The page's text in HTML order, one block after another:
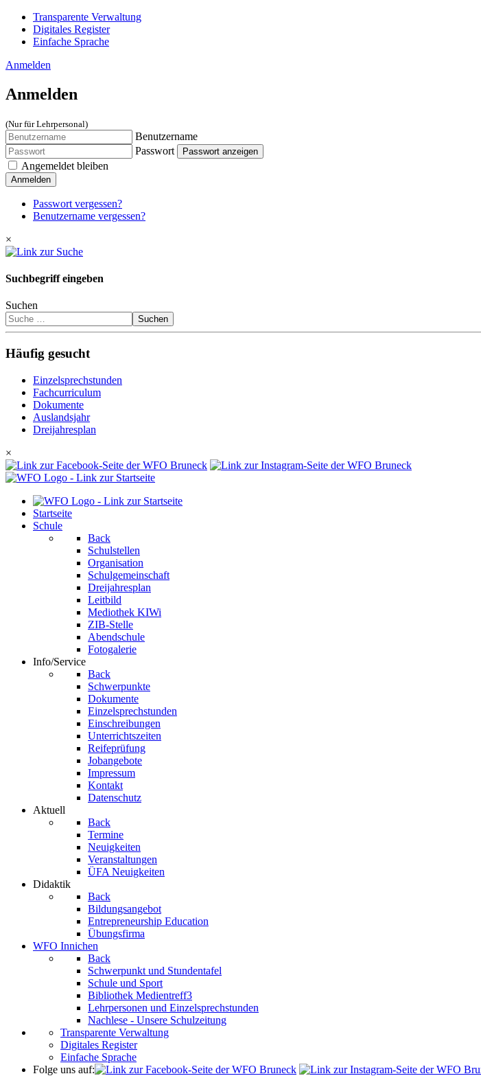
Transparente Verwaltung
Digitales Register
Einfache Sprache
Anmelden
Anmelden
(Nur für Lehrpersonal)
Benutzername
Passwort
Passwort anzeigen
Angemeldet bleiben
Anmelden
Passwort vergessen?
Benutzername vergessen?
×
Suchbegriff eingeben
Suchen
Suchen
Häufig gesucht
Einzelsprechstunden
Fachcurriculum
Dokumente
Auslandsjahr
Dreijahresplan
×
Startseite
Schule
Back
Schulstellen
Organisation
Schulgemeinschaft
Dreijahresplan
Leitbild
Mediothek KIWi
ZIB-Stelle
Abendschule
Fotogalerie
Info/Service
Back
Schwerpunkte
Dokumente
Einzelsprechstunden
Einschreibungen
Unterrichtszeiten
Reifeprüfung
Jobangebote
Impressum
Kontakt
Datenschutz
Aktuell
Back
Termine
Neuigkeiten
Veranstaltungen
ÜFA Neuigkeiten
Didaktik
Back
Bildungsangebot
Entrepreneurship Education
Übungsfirma
WFO Innichen
Back
Schwerpunkt und Stundentafel
Schule und Sport
Bibliothek Medientreff3
Lehrpersonen und Einzelsprechstunden
Nachlese - Unsere Schulzeitung
Transparente Verwaltung
Digitales Register
Einfache Sprache
Folge uns auf: